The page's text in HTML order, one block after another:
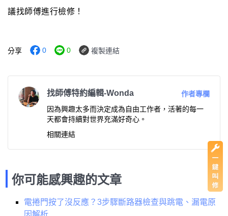
議找師傅進行檢修！
分享 0 0 複製連結
找師傅特約編輯-Wonda
作者專欄
因為興趣太多而決定成為自由工作者，活著的每一
天都會持續對世界充滿好奇心。
相關連結
你可能感興趣的文章
電捲門按了沒反應？3步驟斷路器檢查與跳電、漏電原
因解析